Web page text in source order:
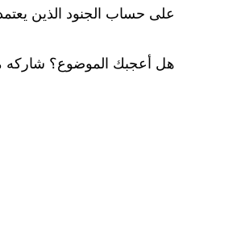
على حساب الجنود الذين
هل أعجبك الموضوع؟ شاركه